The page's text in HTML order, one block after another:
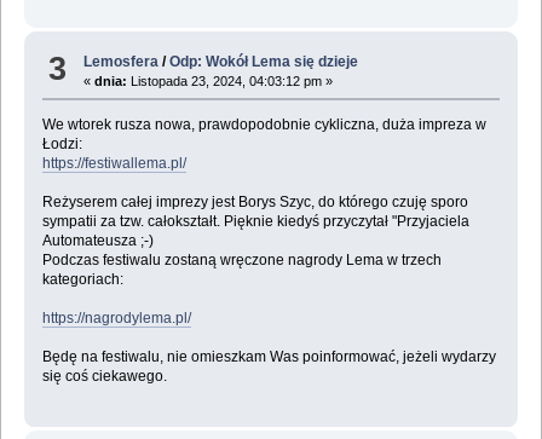
3 Lemosfera /Odp: Wokół Lema się dzieje
«dnia: Listopada 23, 2024, 04:03:12 pm »
We wtorek rusza nowa, prawdopodobnie cykliczna, duża impreza w
Łodzi:
https://festiwallema.pl/
Reżyserem całej imprezy jest Borys Szyc, do którego czuję sporo
sympatii za tzw. całokształt. Pięknie kiedyś przyczytał "Przyjaciela
Automateusza ;-)
Podczas festiwalu zostaną wręczone nagrody Lema w trzech
kategoriach:
https://nagrodylema.pl/
Będę na festiwalu, nie omieszkam Was poinformować, jeżeli wydarzy
się coś ciekawego.